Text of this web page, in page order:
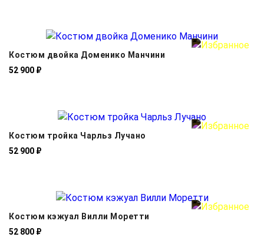
Костюм двойка Доменико Манчини
52 900 ₽
Костюм тройка Чарльз Лучано
52 900 ₽
Костюм кэжуал Вилли Моретти
52 800 ₽